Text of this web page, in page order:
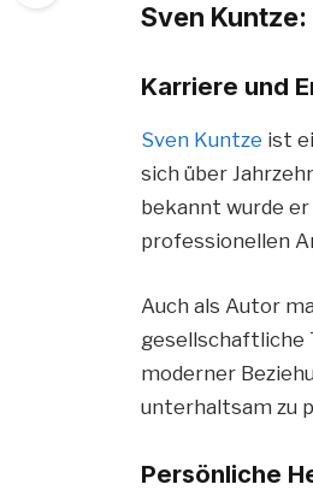
Sven
Karriere und
Sven Kuntze ist
sich über
bekannt wurde
professionellen
Auch als Autor
gesellschaftliche
moderner
unterhaltsam zu
Persönliche